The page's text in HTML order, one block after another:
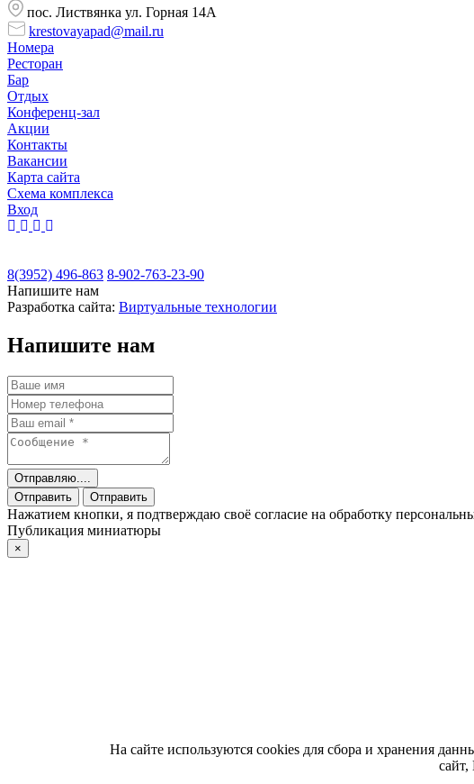
пос. Листвянка ул. Горная 14А
krestovayapad@mail.ru
Номера
Ресторан
Бар
Отдых
Конференц-зал
Акции
Контакты
Вакансии
Карта сайта
Cхема комплекса
Вход
8(3952) 496-863 8-902-763-23-90
Напишите нам
Разработка сайта: Виртуальные технологии
Напишите нам
Отправляю....
Отправить
Отправить
Нажатием кнопки, я подтверждаю своё согласие на обработку
Публикация миниатюры
×
На сайте используются cookies для сбора и хранения